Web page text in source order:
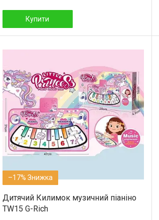
Купити
–17%
Дитячий Килимок музичний піаніно
TW15 G-Rich